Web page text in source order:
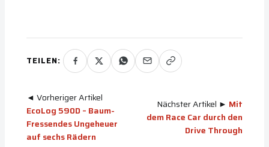
TEILEN:
◄ Vorheriger Artikel
EcoLog 590D – Baum-
Fressendes Ungeheuer
auf sechs Rädern
Nächster Artikel ► Mit
dem Race Car durch den
Drive Through